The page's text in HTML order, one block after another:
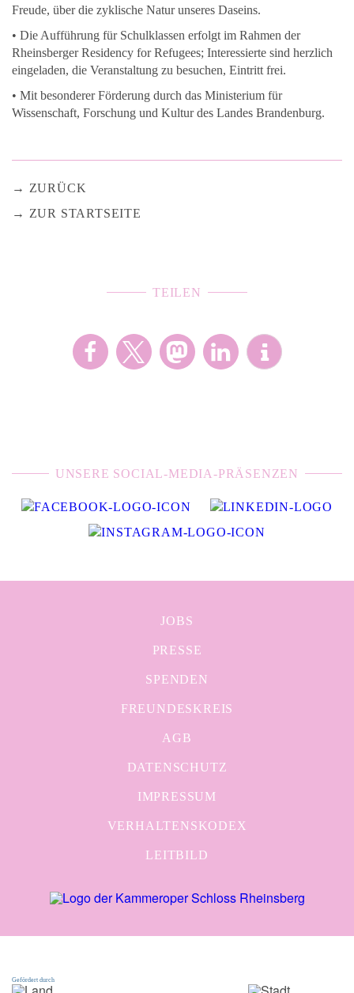
Freude, über die zyklische Natur unseres Daseins.
• Die Aufführung für Schulklassen erfolgt im Rahmen der
Rheinsberger Residency for Refugees; Interessierte sind herzlich
eingeladen, die Veranstaltung zu besuchen, Eintritt frei.
• Mit besonderer Förderung durch das Ministerium für
Wissenschaft, Forschung und Kultur des Landes Brandenburg.
ZURÜCK
ZUR STARTSEITE
TEILEN
UNSERE SOCIAL-MEDIA-PRÄSENZEN
JOBS
PRESSE
SPENDEN
FREUNDESKREIS
AGB
DATENSCHUTZ
IMPRESSUM
VERHALTENSKODEX
LEITBILD
Gefördert durch